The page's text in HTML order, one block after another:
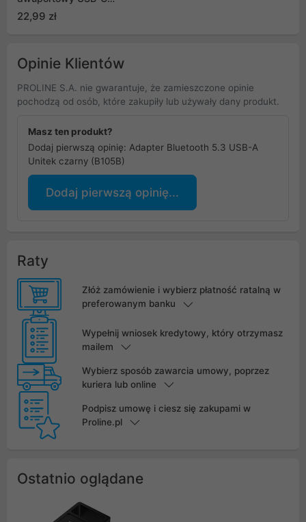
3.5mm / USB-C (żeński)
22,99 zł
Opinie Klientów
PROLINE S.A. nie gwarantuje, że zamieszczone opinie
pochodzą od osób, które zakupiły lub używały dany produkt.
Masz ten produkt?
Dodaj pierwszą opinię: Adapter Bluetooth 5.3 USB-A
Unitek czarny (B105B)
Dodaj pierwszą opinię...
Raty
Złóż zamówienie i wybierz płatność ratalną w
preferowanym banku
Wypełnij wniosek kredytowy, który otrzymasz
mailem
Wybierz sposób zawarcia umowy, poprzez
kuriera lub online
Podpisz umowę i ciesz się zakupami w
Proline.pl
Ostatnio oglądane